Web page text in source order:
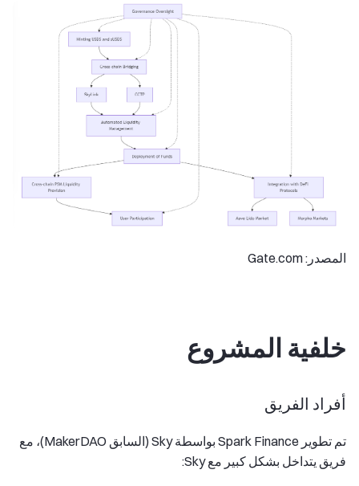
المصدر: Gate.com
خلفية المشروع
أفراد الفريق
تم تطوير Spark Finance بواسطة Sky (السابق MakerDAO)، مع
فريق يتداخل بشكل كبير مع Sky: